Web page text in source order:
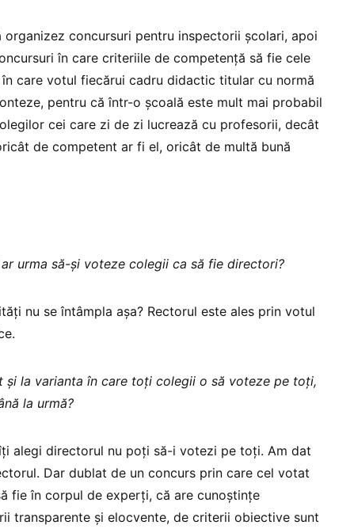
organizez concursuri pentru inspectorii școlari, apoi
în care criteriile de competență să fie cele
care votul fiecărui cadru didactic titular cu normă
pentru că într-o școală este mult mai probabil
cei care zi de zi lucrează cu profesorii, decât
de competent ar fi el, oricât de multă bună
urma să-și voteze colegii ca să fie directori?
nu se întâmpla așa? Rectorul este ales prin votul
și la varianta în care toți colegii o să voteze pe toți,
la urmă?
alegi directorul nu poți să-i votezi pe toți. Am dat
Dar dublat de un concurs prin care cel votat
fie în corpul de experți, că are cunoștințe
transparente și elocvente, de criterii obiective sunt